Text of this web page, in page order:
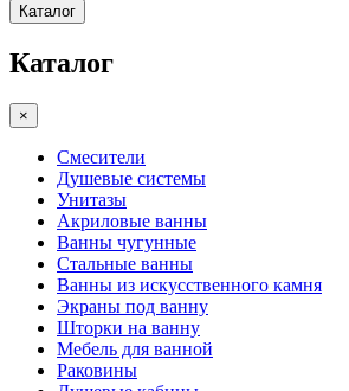
Каталог
Каталог
×
Смесители
Душевые системы
Унитазы
Акриловые ванны
Ванны чугунные
Стальные ванны
Ванны из искусственного камня
Экраны под ванну
Шторки на ванну
Мебель для ванной
Раковины